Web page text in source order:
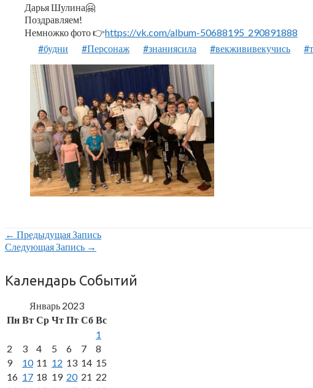
Дарья Шулина🤗
Поздравляем!
Немножко фото 👉https://vk.com/album-50688195_290891888
#будни
#Персонаж #знаниясила #векжививекучись
Навигация
По
Записям
← Предыдущая Запись
Следующая Запись →
Календарь Событий
Январь 2023
Пн Вт Ср Чт Пт Сб Вс
1
2
3 4 5 6 7
8
9
10 11 12 13 14 15
16 17 18 19 20 21 22